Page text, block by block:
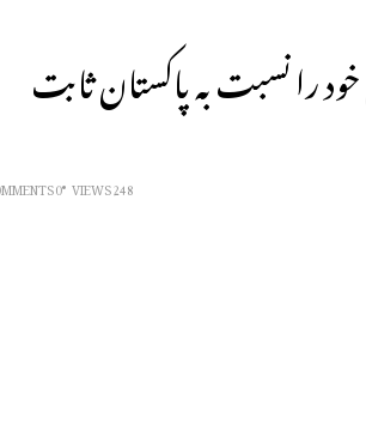
را نسبت به پاکستان ثابت
248 VIEWS
0 COMMENTS